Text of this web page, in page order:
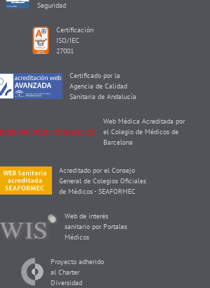
Seguridad
Certificación
ISO/IEC
27001
Certificado por la
Agencia de Calidad
Sanitaria de Andalucía
Web Médica Acreditada por
el Colegio de Médicos de
Barcelona
Acreditado por el Consejo
General de Colegios Oficiales
de Médicos - SEAFORMEC
Web de interés
sanitario por Portales
Médicos
Proyecto adherido
al Charter
Diversidad